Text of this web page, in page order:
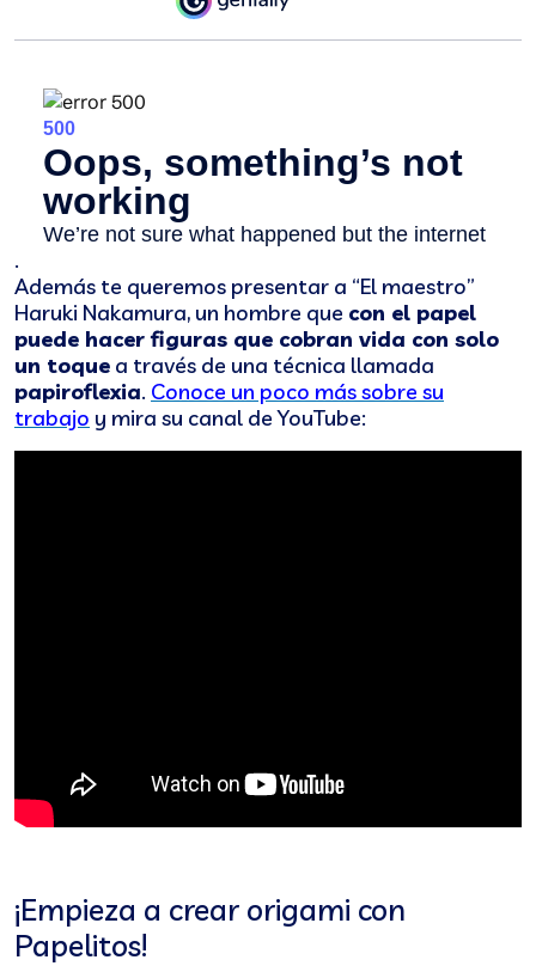
.
Además te queremos presentar a “El maestro”
Haruki Nakamura, un hombre que con el papel
puede hacer figuras que cobran vida con solo
un toque a través de una técnica llamada
papiroflexia. Conoce un poco más sobre su
trabajo y mira su canal de YouTube:
¡Empieza a crear origami con
Papelitos!